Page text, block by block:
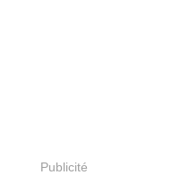
Publicité